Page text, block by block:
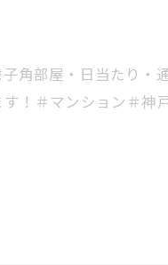
角部屋・日当たり・
！＃マンション＃神